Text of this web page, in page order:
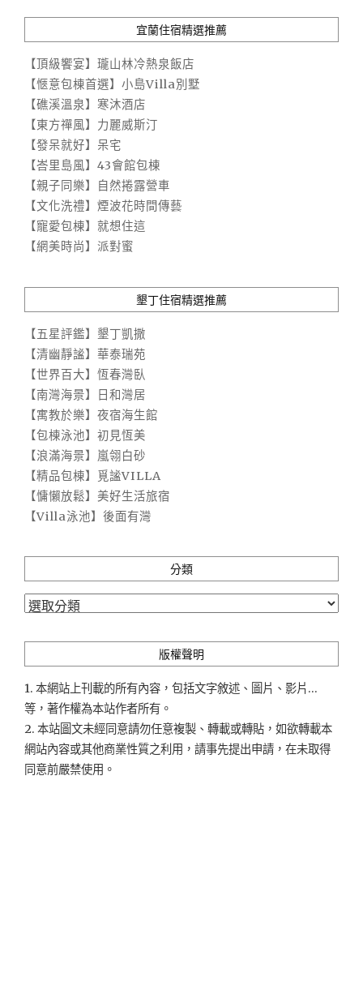
宜蘭住宿精選推薦
【頂級饗宴】瓏山林冷熱泉飯店
【愜意包棟首選】小島Villa別墅
【礁溪溫泉】寒沐酒店
【東方禪風】力麗威斯汀
【發呆就好】呆宅
【峇里島風】43會館包棟
【親子同樂】自然捲露營車
【文化洗禮】煙波花時間傳藝
【寵愛包棟】就想住這
【網美時尚】派對蜜
墾丁住宿精選推薦
【五星評鑑】墾丁凱撒
【清幽靜謐】華泰瑞苑
【世界百大】恆春灣臥
【南灣海景】日和灣居
【寓教於樂】夜宿海生館
【包棟泳池】初見恆美
【浪滿海景】嵐翎白砂
【精品包棟】覓謐VILLA
【慵懶放鬆】美好生活旅宿
【Villa泳池】後面有灣
分類
分
版權聲明
1. 本網站上刊載的所有內容，包括文字敘述、圖片、影片...
等，著作權為本站作者所有。
2. 本站圖文未經同意請勿任意複製、轉載或轉貼，如欲轉載本
網站內容或其他商業性質之利用，請事先提出申請，在未取得
同意前嚴禁使用。